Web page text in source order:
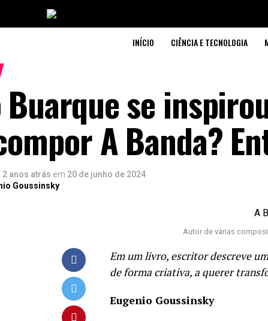
INÍCIO CIÊNCIA E TECNOLOGIA
se
A Banda?
2 anos atrás em 20 de junho de 2024
Goussinsky
Autor de várias
Em um livro, escritor descreve
de forma criativa, a querer
Eugenio Goussinsky